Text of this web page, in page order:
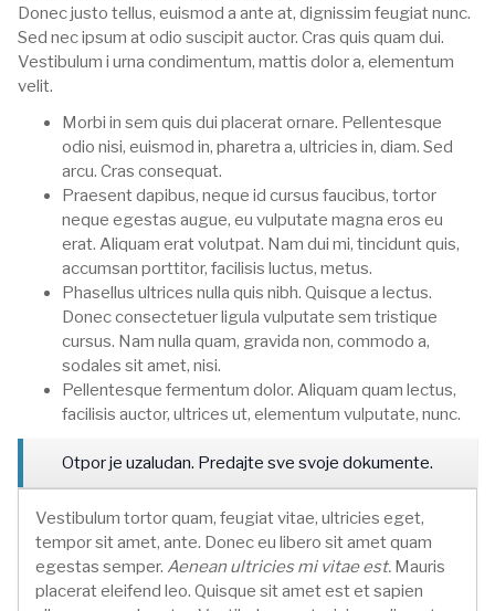
Donec justo tellus, euismod a ante at, dignissim feugiat nunc.
Sed nec ipsum at odio suscipit auctor. Cras quis quam dui.
Vestibulum i urna condimentum, mattis dolor a, elementum
velit.
Morbi in sem quis dui placerat ornare. Pellentesque
odio nisi, euismod in, pharetra a, ultricies in, diam. Sed
arcu. Cras consequat.
Praesent dapibus, neque id cursus faucibus, tortor
neque egestas augue, eu vulputate magna eros eu
erat. Aliquam erat volutpat. Nam dui mi, tincidunt quis,
accumsan porttitor, facilisis luctus, metus.
Phasellus ultrices nulla quis nibh. Quisque a lectus.
Donec consectetuer ligula vulputate sem tristique
cursus. Nam nulla quam, gravida non, commodo a,
sodales sit amet, nisi.
Pellentesque fermentum dolor. Aliquam quam lectus,
facilisis auctor, ultrices ut, elementum vulputate, nunc.
Otpor je uzaludan. Predajte sve svoje dokumente.
Vestibulum tortor quam, feugiat vitae, ultricies eget,
tempor sit amet, ante. Donec eu libero sit amet quam
egestas semper. Aenean ultricies mi vitae est. Mauris
placerat eleifend leo. Quisque sit amet est et sapien